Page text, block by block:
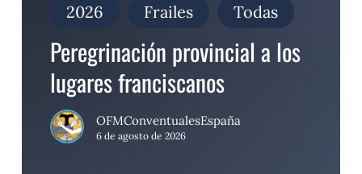
franciscanos
2026 Frailes Todas
Peregrinación provincial a los
lugares franciscanos
OFMConventualesEspaña
6 de agosto de 2026